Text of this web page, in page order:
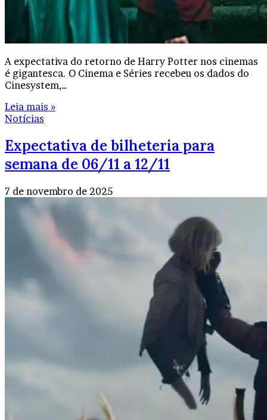
A expectativa do retorno de Harry Potter nos cinemas
é gigantesca. O Cinema e Séries recebeu os dados do
Cinesystem,…
Leia mais »
Notícias
Expectativa de bilheteria para
semana de 06/11 a 12/11
7 de novembro de 2025